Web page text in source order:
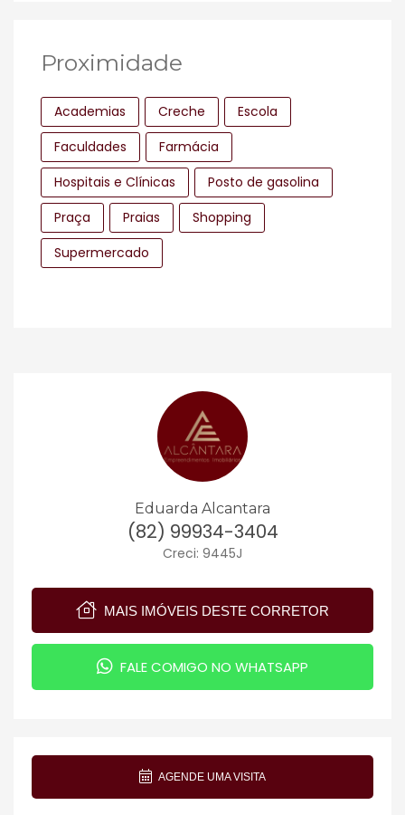
Proximidade
Academias Creche
Escola
Faculdades
Farmácia
Hospitais e Clínicas
Posto de gasolina
Praça
Praias
Shopping
Supermercado
Eduarda Alcantara
(82) 99934-3404
Creci: 9445J
MAIS IMÓVEIS DESTE CORRETOR
FALE COMIGO NO WHATSAPP
AGENDE UMA VISITA